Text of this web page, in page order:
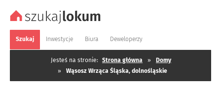
Szukaj Inwestycje Biura Deweloperzy
Jesteś na stronie: Strona główna »
Domy
»
Wąsosz Wrząca Śląska, dolnośląskie